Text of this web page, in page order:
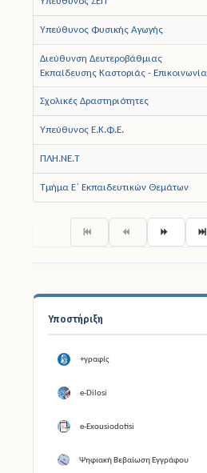
Πολιτική Προστασία
Επικοινωνία
Υποστήριξη
+γραφίς
e-Dilosi
e-Exousiodotisi
Ψηφιακή Βεβαίωση Εγγράφου
Υπεύθυνος Φυσικής Αγωγής
Διεύθυνση Δευτεροβάθμιας
Εκπαίδευσης Καστοριάς - Επικοινωνία
Σχολικές Δραστηριότητες
Υπεύθυνος Ε.Κ.Φ.Ε.
ΠΛΗ.ΝΕ.Τ
Τμήμα Ε΄ Εκπαιδευτικών Θεμάτων